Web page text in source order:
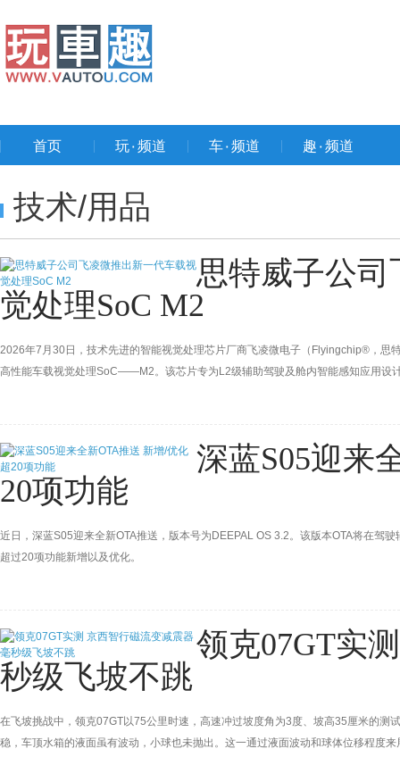
首页 玩۰频道 车۰频道 趣۰频道
技术/用品
思特威子公
觉处理SoC M2
2026年7月30日，技术先进的智能视觉处理芯片厂商飞凌微电子（Flyingchip®，思
高性能车载视觉处理SoC——M2。该芯片专为L2级辅助驾驶及舱内智能感知应用
深蓝S05迎来
20项功能
近日，深蓝S05迎来全新OTA推送，版本号为DEEPAL OS 3.2。该版本OTA将在驾
超过20项功能新增以及优化。
领克07GT实
秒级飞坡不跳
在飞坡挑战中，领克07GT以75公里时速，高速冲过坡度角为3度、坡高35厘米的
稳，车顶水箱的液面虽有波动，小球也未抛出。这一通过液面波动和球体位移程度